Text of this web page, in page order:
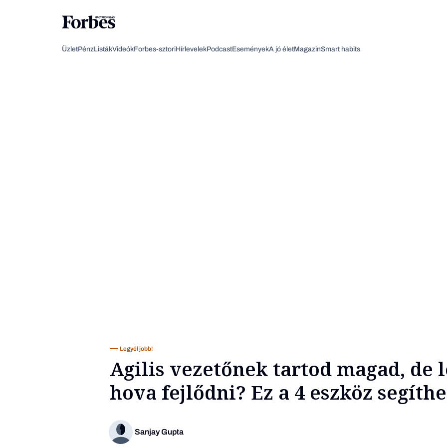
ÜzletPénzListákVideókForbes-sztoriHírlevelekPodcastEseményekA jó életMagazinSmart habits
Legyél jobb!
Agilis vezetőnek tartod magad, de
hova fejlődni? Ez a 4 eszköz
Sanjay Gupta